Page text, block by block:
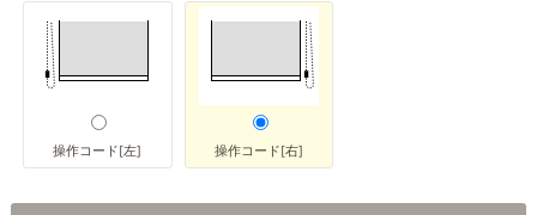
操作コード[左] 操作コード[右]